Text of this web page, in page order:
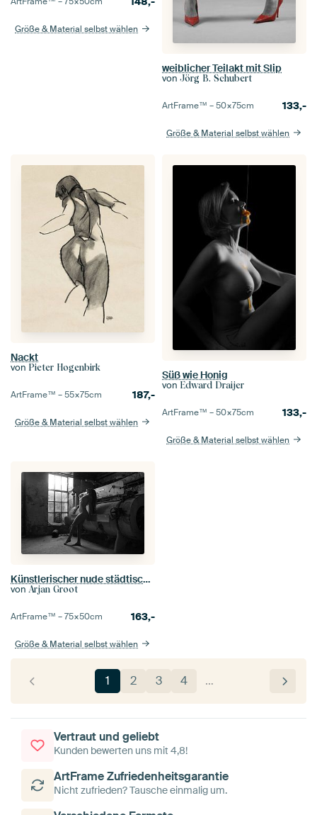
Größe & Material selbst wählen
weiblicher Teilakt mit Slip
von Jörg B. Schubert
ArtFrame™ –50×75cm 133,-
Größe & Material selbst wählen
Nackt
von Pieter Hogenbirk
ArtFrame™ –55×75cm 187,-
Größe & Material selbst wählen
Süß wie Honig
von Edward Draijer
ArtFrame™ –50×75cm 133,-
Größe & Material selbst wählen
Künstlerischer nude städtischer Standort zurückhaltend im Schwarzen
von Arjan Groot
ArtFrame™ –75×50cm 163,-
Größe & Material selbst wählen
1 2 3 4 …
Vertraut und geliebt
Kunden bewerten uns mit 4,8!
ArtFrame Zufriedenheitsgarantie
Nicht zufrieden? Tausche einmalig um.